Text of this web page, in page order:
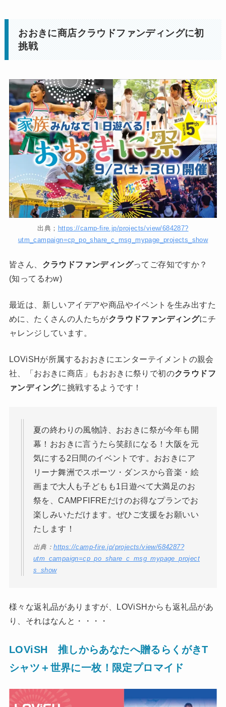
おおきに商店クラウドファンディングに初
挑戦
出典； https://camp-fire.jp/projects/view/684287?
utm_campaign=cp_po_share_c_msg_mypage_projects_show
皆さん、 クラウドファンディングってご存知ですか？
(知ってるわw)
最近は、新しいアイデアや商品やイベントを生み出すた
めに、たくさんの人たちがクラウドファンディングにチ
ャレンジしています。
LOViSHが所属するおおきにエンターテイメントの親会
社、「おおきに商店」もおおきに祭りで初のクラウドフ
ァンディングに挑戦するようです！
夏の終わりの風物詩、おおきに祭が今年も開
幕！おおきに言うたら笑顔になる！大阪を元
気にする2日間のイベントです。おおきにア
リーナ舞洲でスポーツ・ダンスから音楽・絵
画まで大人も子どもも1日遊べて大満足のお
祭を、CAMPFIFREだけのお得なプランでお
楽しみいただけます。ぜひご支援をお願いい
たします！
出典：https://camp-fire.jp/projects/view/684287?
utm_campaign=cp_po_share_c_msg_mypage_project
s_show
様々な返礼品がありますが、LOViSHからも返礼品があ
り、それはなんと・・・・
LOViSH 推しからあなたへ贈るらくがきT
シャツ＋世界に一枚！限定プロマイド